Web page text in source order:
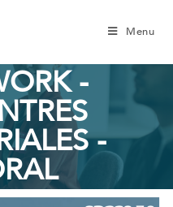
Menu
-
-